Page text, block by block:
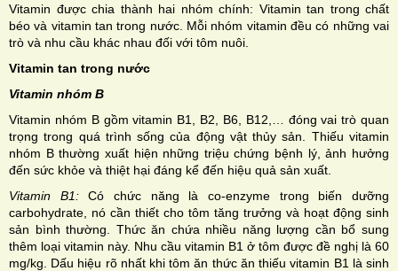
Vitamin được chia thành hai nhóm chính: Vitamin tan trong chất
béo và vitamin tan trong nước. Mỗi nhóm vitamin đều có những vai
trò và nhu cầu khác nhau đối với tôm nuôi.
Vitamin tan trong nước
Vitamin nhóm B
Vitamin nhóm B gồm vitamin B1, B2, B6, B12,… đóng vai trò quan
trọng trong quá trình sống của động vật thủy sản. Thiếu vitamin
nhóm B thường xuất hiện những triệu chứng bệnh lý, ảnh hưởng
đến sức khỏe và thiệt hại đáng kể đến hiệu quả sản xuất.
Vitamin B1:Có chức năng là co-enzyme trong biến dưỡng
carbohydrate, nó cần thiết cho tôm tăng trưởng và hoạt động sinh
sản bình thường. Thức ăn chứa nhiều năng lượng cần bổ sung
thêm loại vitamin này. Nhu cầu vitamin B1 ở tôm được đề nghị là 60
mg/kg. Dấu hiệu rõ nhất khi tôm ăn thức ăn thiếu vitamin B1 là sinh